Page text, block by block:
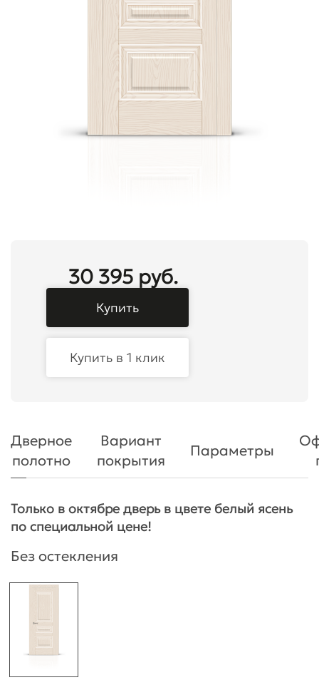
30 395 руб.
Купить
Купить в 1 клик
Дверное
полотно
Вариант
покрытия
Параметры
Только в октябре дверь в цвете белый ясень
по специальной цене!
Без остекления